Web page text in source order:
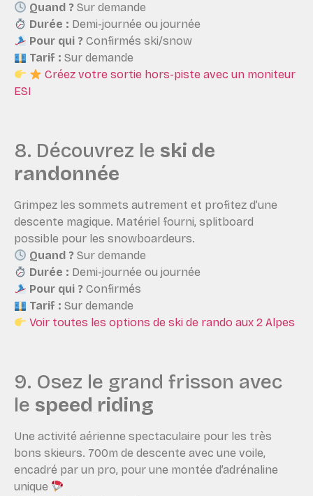
Quand ? Sur demande
Durée : Demi-journée ou journée
Pour qui ? Confirmés ski/snow
Tarif : Sur demande
Créez votre sortie hors-piste avec un moniteur
ESI
8. Découvrez le ski de
randonnée
Grimpez les sommets autrement et profitez d’une
descente magique. Matériel fourni, splitboard
possible pour les snowboardeurs.
Quand ? Sur demande
Durée : Demi-journée ou journée
Pour qui ? Confirmés
Tarif : Sur demande
Voir toutes les options de ski de rando aux 2 Alpes
9. Osez le grand frisson avec
le speed riding
Une activité aérienne spectaculaire pour les très
bons skieurs. 700m de descente avec une voile,
encadré par un pro, pour une montée d’adrénaline
unique